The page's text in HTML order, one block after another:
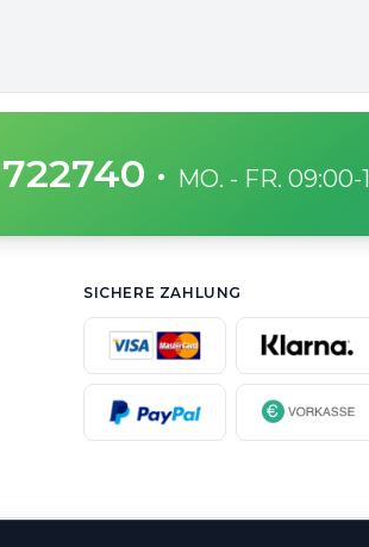
· MO. - FR. 09:00-
SICHERE ZAHLUNG